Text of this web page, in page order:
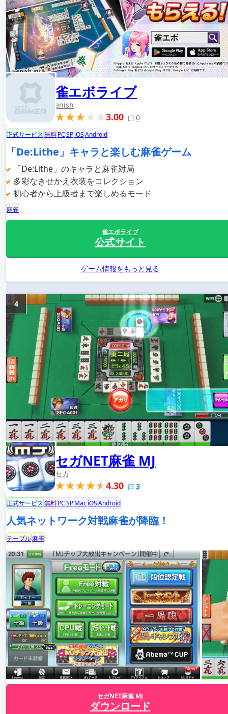
雀エボライブ
enish
3.00 0
正式サービス無料PCSPiOSAndroid
「De:Lithe」キャラと楽しむ麻雀ゲーム
「De:Lithe」のキャラと麻雀対局
多彩なきせかえ衣装をコレクション
初心者から上級者まで楽しめるモード
麻雀
雀エボライブ
公式サイト
ゲーム情報をもっと見る
セガNET麻雀 MJ
セガ
4.30 3
4
正式サービス無料PCSPMaciOSAndroid
人気ネットワーク対戦麻雀が降臨！
テーブル麻雀
セガNET麻雀 MJ
ダウンロード